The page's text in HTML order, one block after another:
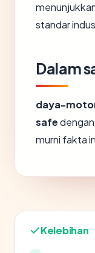
standar
Dalam
daya-
safe
murni fakta
Kelebihan